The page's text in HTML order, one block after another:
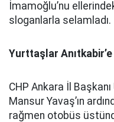
İmamoğlu’nu
sloganlarla selamladı.
Yurttaşlar
CHP Ankara İl
Mansur Yavaş’ın
rağmen otobüs